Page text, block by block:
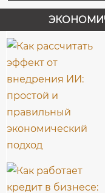
Capital ожидает,
казначейских...